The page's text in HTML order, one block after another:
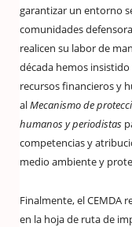
garantizar un entorno
comunidades
realicen su labor de
década hemos
recursos financieros y
alMecanismo de
humanos y periodistas
competencias y
medio ambiente y
Finalmente, el CEMDA
en la hoja de ruta de